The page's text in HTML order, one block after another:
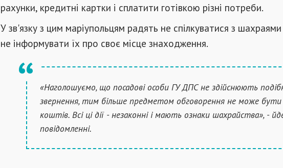
рахунки, кредитні картки і сплатити готівкою різні потреби.
У зв'язку з цим маріупольцям радять не спілкуватися з
не інформувати їх про своє місце знаходження.
«Наголошуємо, що посадові особи ГУ ДПС не здійснюють
звернення, тим більше предметом обговорення не може бути
коштів. Всі ці дії - незаконні і мають ознаки шахрайства», -
повідомленні.